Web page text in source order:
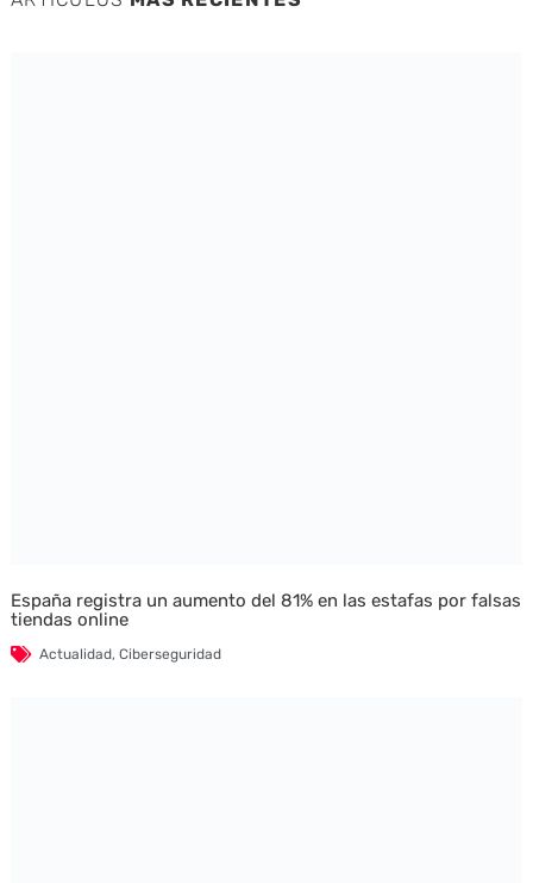
España registra un aumento del 81% en las estafas por falsas
tiendas online
Actualidad, Ciberseguridad